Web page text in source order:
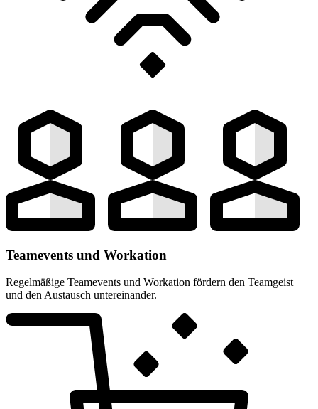
Teamevents und Workation
Regelmäßige Teamevents und Workation fördern den Teamgeist
und den Austausch untereinander.